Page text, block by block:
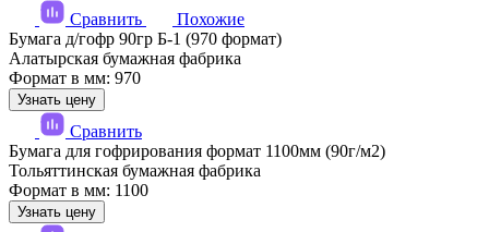
Сравнить
Похожие
Бумага д/гофр 90гр Б-1 (970 формат)
Алатырская бумажная фабрика
Формат в мм: 970
Узнать цену
Сравнить
Бумага для гофрирования формат 1100мм (90г/м2)
Тольяттинская бумажная фабрика
Формат в мм: 1100
Узнать цену